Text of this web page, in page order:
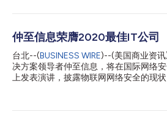
本地销售和工业物联网安全应用，强化
合规自动化，打造安全无虞的网络环境，
待。”Cornet Solutions业务经理Shuji
产品纳入我们的产品组合，我们将在工业
价值的解决方案。” HERCULES SecFlow
程。HERCULES SecDevice是一款针对
仲至信息荣膺2020最佳IT公司
台北--(BUSINESS WIRE)--(美国商业资
决方案领导者仲至信息，将在国际网络
上发表演讲，披露物联网网络安全的现
外，还拿下多项国际大奖，包括在网络